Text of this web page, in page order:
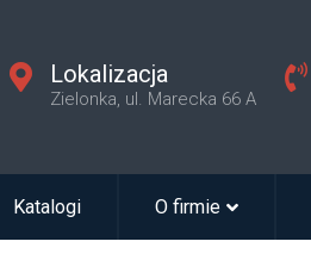
Lokalizacja
Zielonka, ul. Marecka 66 A
Katalogi O firmie